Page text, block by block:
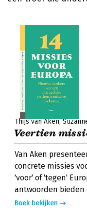
Thijs van Aken
Veertien
Van Aken
concrete missies
'voor' of 'tegen'
antwoorden bieden
Boek bekijken